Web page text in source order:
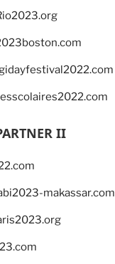
II
makassar.com